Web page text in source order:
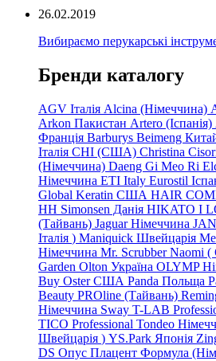
26.02.2019
Вибираємо перукарські
Бренди каталогу
AGV Італія Alcina (Німеччина)
Arkon Пакистан Artero (Іспанія)
Франція Barburys Beimeng
Італія CHI (США) Christina
(Німеччина) Daeng Gi Meo Ri
Німеччина ETI Italy Eurostil
Global Keratin США HAIR
HH Simonsen Данія HIKATO I
(Тайвань) Jaguar Німеччина
Італія ) Maniquick Швейцарія
Німеччина Mr. Scrubber Naomi (
Garden Olton Україна OLYMP
Buy Oster США Panda Польща
Beauty PROline (Тайвань)
Німеччина Sway T-LAB
TICO Professional Tondeo
Швейцарія ) YS.Park Японія
DS Опус Плацент Формула